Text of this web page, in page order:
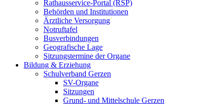
Rathausservice-Portal (RSP)
Behörden und Institutionen
Ärztliche Versorgung
Notruftafel
Busverbindungen
Geografische Lage
Sitzungstermine der Organe
Bildung & Erziehung
Schulverband Gerzen
SV-Organe
Sitzungen
Grund- und Mittelschule Gerzen